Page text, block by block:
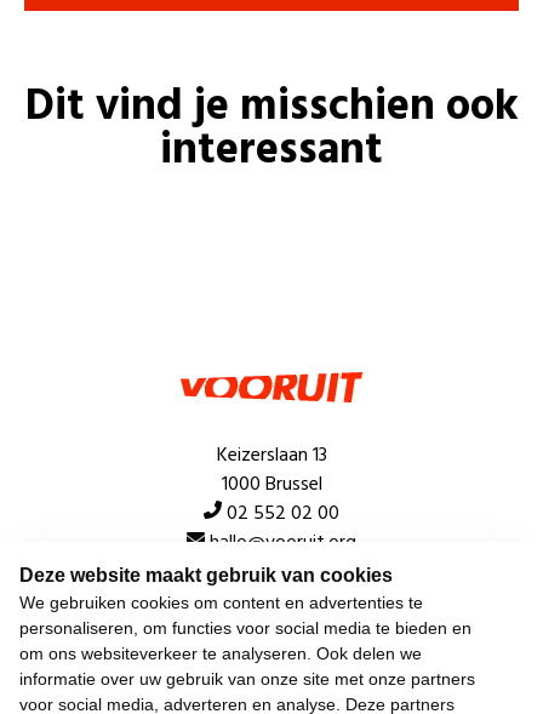
Deze website maakt gebruik van cookies
We gebruiken cookies om content en advertenties te
personaliseren, om functies voor social media te bieden en
om ons websiteverkeer te analyseren. Ook delen we
informatie over uw gebruik van onze site met onze partners
voor social media, adverteren en analyse. Deze partners
Dit vind je misschien ook
interessant
Keizerslaan 13
1000 Brussel
02 552 02 00
hallo@vooruit.org
Snel
Over de beweging